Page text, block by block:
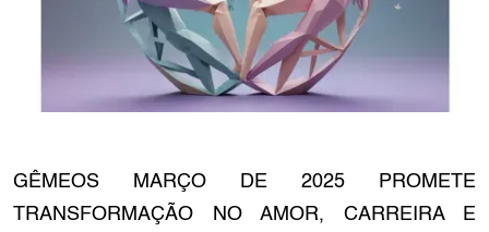
GÊMEOS MARÇO DE 2025 PROMETE
TRANSFORMAÇÃO NO AMOR, CARREIRA E